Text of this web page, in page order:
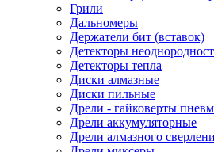
Грили
Дальномеры
Держатели бит (вставок)
Детекторы
Детекторы тепла
Диски алмазные
Диски пильные
Дрели - гайковерты
Дрели аккумуляторные
Дрели алмазного